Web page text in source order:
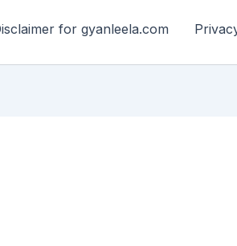
for gyanleela.com